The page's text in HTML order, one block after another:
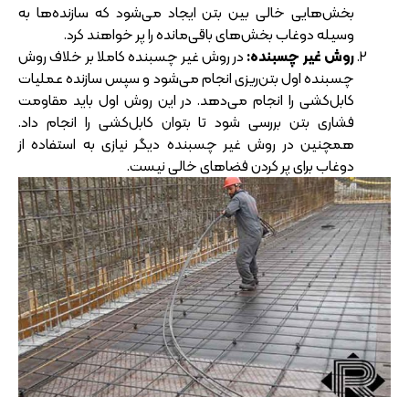
بخش‌هایی خالی بین بتن ایجاد می‌شود که سازنده‌ها به
وسیله دوغاب بخش‌های باقی‌مانده را پر خواهند کرد.
روش غیر چسبنده:در روش غیر چسبنده کاملا بر خلاف روش
چسبنده اول بتن‌ریزی انجام می‌شود و سپس سازنده عملیات
کابل‌کشی را انجام می‌دهد. در این روش اول باید مقاومت
فشاری بتن بررسی شود تا بتوان کابل‌کشی را انجام داد.
همچنین در روش غیر چسبنده دیگر نیازی به استفاده از
دوغاب برای پر کردن فضاهای خالی نیست.